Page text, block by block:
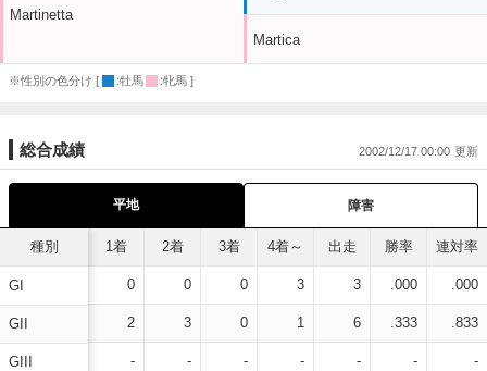
Martinetta
Martica
※性別の色分け [ :牡馬 :牝馬 ]
総合成績 2002/12/17 00:00
平地 障害
種別
GI
GII
GIII
1着 2着 3着 4着～ 出走 勝率 連対率
0 0 0 3 3 .000 .000
2 3 0 1 6 .333 .833
- - - - - - -